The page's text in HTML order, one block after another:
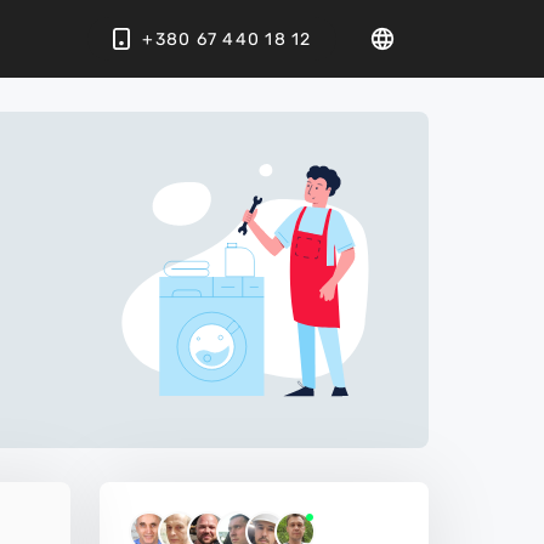
+380 67 440 18 12